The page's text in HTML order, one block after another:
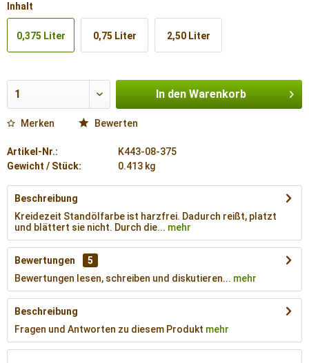
Inhalt
0,375 Liter 0,75 Liter 2,50 Liter
In den Warenkorb
Merken Bewerten
Artikel-Nr.:
K443-08-375
Gewicht / Stück:
0.413 kg
Beschreibung
Kreidezeit Standölfarbe ist harzfrei. Dadurch reißt, platzt
und blättert sie nicht. Durch die... mehr
Bewertungen
5
Bewertungen lesen, schreiben und diskutieren... mehr
Beschreibung
Fragen und Antworten zu diesem Produkt mehr